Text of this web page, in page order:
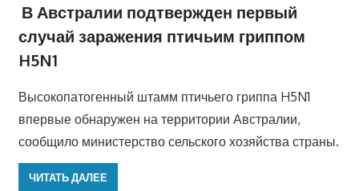
В Австралии подтвержден первый
случай заражения птичьим гриппом
H5N1
Высокопатогенный штамм птичьего гриппа H5N1
впервые обнаружен на территории Австралии,
сообщило министерство сельского хозяйства страны.
ЧИТАТЬ ДАЛЕЕ